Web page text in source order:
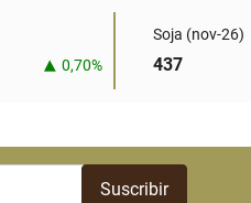
0,70%
Soja (nov-26)
437